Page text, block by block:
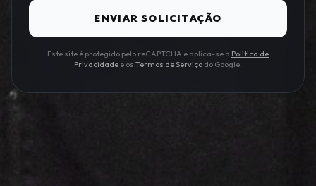
ENVIAR SOLICITAÇÃO
Este site é protegido pelo reCAPTCHA e aplica-se a Política de
Privacidade e os Termos de Serviço do Google.